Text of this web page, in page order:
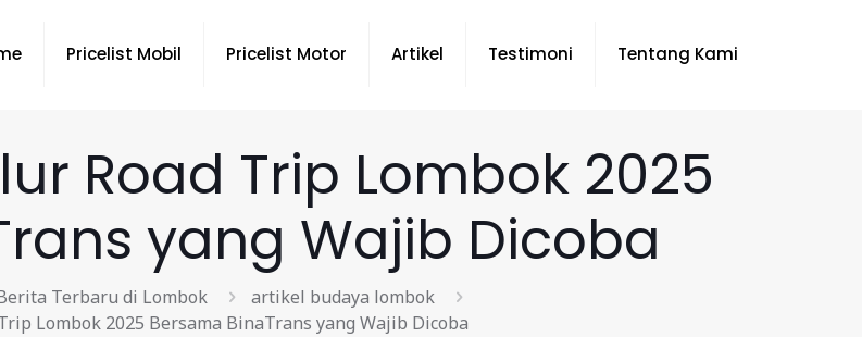
Pricelist Mobil Pricelist Motor Artikel Testimoni Tentang Kami
Road Trip Lombok 2025
yang Wajib Dicoba
Terbaru di Lombok
artikel budaya lombok
Lombok 2025 Bersama BinaTrans yang Wajib Dicoba